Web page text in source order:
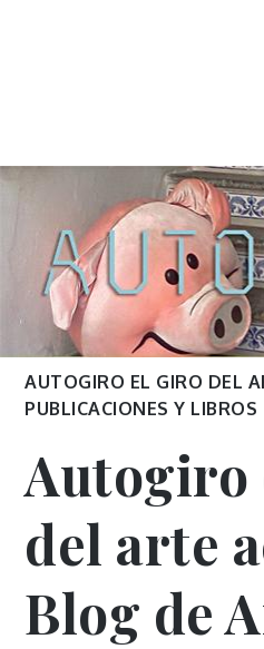
AUTOGIRO EL GIRO DEL
PUBLICACIONES Y LIBROS
Autogiro
del arte
Blog de